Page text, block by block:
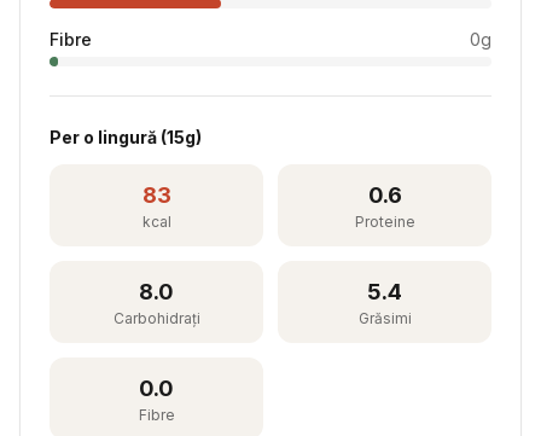
Fibre 0g
Per o lingură (15g)
83
kcal
0.6
Proteine
8.0
Carbohidrați
5.4
Grăsimi
0.0
Fibre